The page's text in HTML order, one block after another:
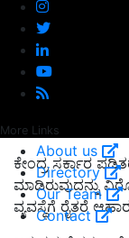
More Links
About us
Directory
Our Team
Contact
ಕೇಂದ್ರ ಸರ್ಕಾರ
ಮಾಡಿರುವುದನ್ನು
ವ್ಯವಸ್ಥೆಗೆ ರೈತರೆ